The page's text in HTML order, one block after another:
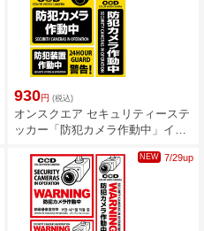
930円 (税込)
オンスクエア セキュリティーステ
ッカー「防犯カメラ作動中」イエ
NEW 7/29up